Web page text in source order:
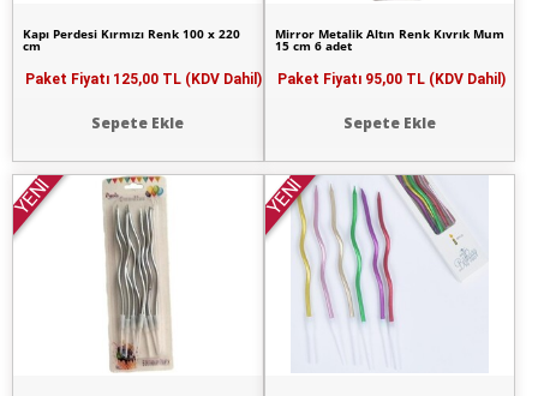
Kapı Perdesi Kırmızı Renk 100 x 220
cm
Paket Fiyatı 125,00 TL (KDV Dahil)
Sepete Ekle
Mirror Metalik Altın Renk Kıvrık Mum
15 cm 6 adet
Paket Fiyatı 95,00 TL (KDV Dahil)
Sepete Ekle
YENİ YENİ